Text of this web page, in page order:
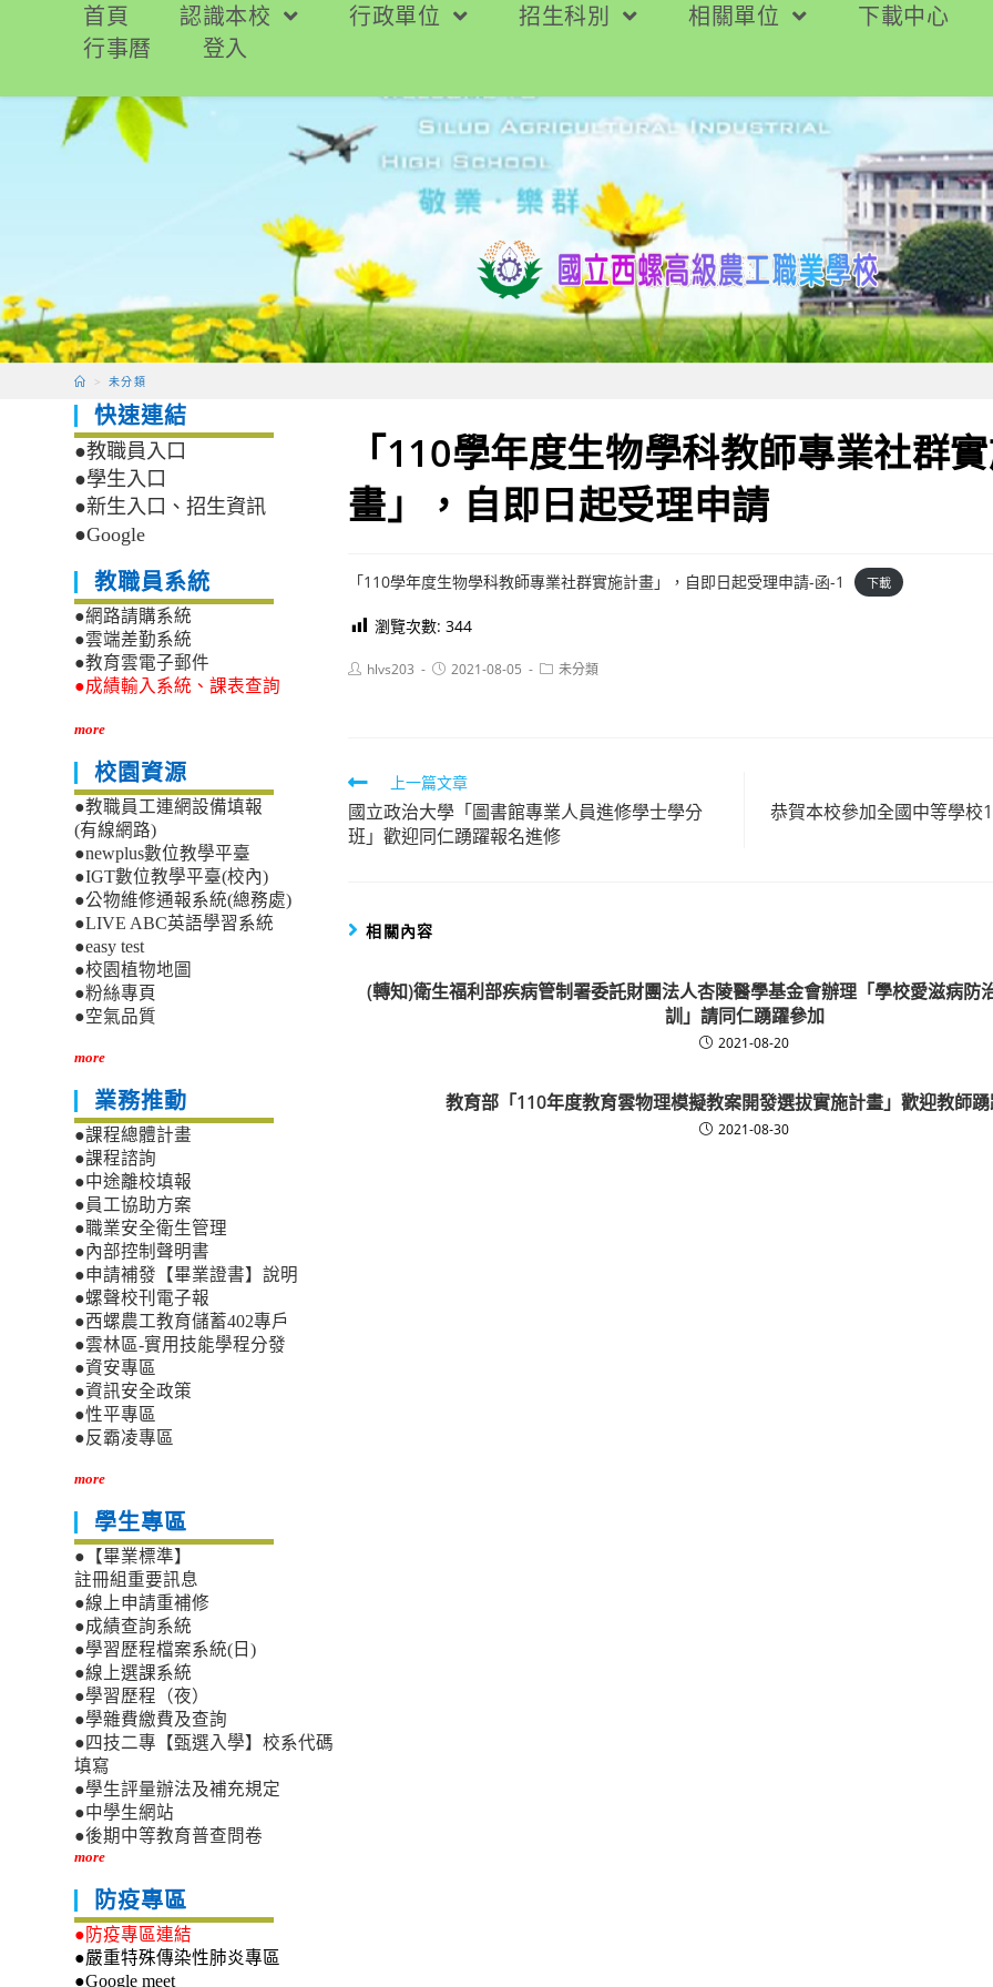
要
首頁 認識本校 行政單位 招生科別 相關單位
下載中心
行事曆
登入
> 未分類
「110學年度生物學科教師專業社群
畫」，自即日起受理申請
「110學年度生物學科教師專業社群實施計畫」，自即日起受理申請-函-1 下載
瀏覽次數: 344
Posthlvs203
Post2021-08-05
Post未分類
Read
more
articles
上一篇文章
國立政治大學「圖書館專業人員進修學士學分
班」歡迎同仁踴躍報名進修
恭賀本校參加全國中等學校
相關內容
(轉知)衛生福利部疾病管制署委託財團法人杏陵醫學基金會辦理「學校愛滋病防
訓」請同仁踴躍參加
2021-08-20
教育部「110年度教育雲物理模擬教案開發選拔實施計畫」歡迎教師
2021-08-30
快速連結
●教職員入口
●學生入口
●新生入口、招生資訊
●Google
教職員系統
●網路請購系統
●雲端差勤系統
●教育雲電子郵件
●成績輸入系統、課表查詢
more
校園資源
●教職員工連網設備填報
(有線網路)
●newplus數位教學平臺
●IGT數位教學平臺(校內)
●公物維修通報系統(總務處)
●LIVE ABC英語學習系統
●easy test
●校園植物地圖
●粉絲專頁
●空氣品質
more
業務推動
●課程總體計畫
●課程諮詢
●中途離校填報
●員工協助方案
●職業安全衛生管理
●內部控制聲明書
●申請補發【畢業證書】說明
●螺聲校刊電子報
●西螺農工教育儲蓄402專戶
●雲林區-實用技能學程分發
●資安專區
●資訊安全政策
●性平專區
●反霸凌專區
more
學生專區
●【畢業標準】
註冊組重要訊息
●線上申請重補修
●成績查詢系統
●學習歷程檔案系統(日)
●線上選課系統
●學習歷程（夜）
●學雜費繳費及查詢
●四技二專【甄選入學】校系代碼
填寫
●學生評量辦法及補充規定
●中學生網站
●後期中等教育普查問卷
more
防疫專區
●防疫專區連結
●嚴重特殊傳染性肺炎專區
●Google meet